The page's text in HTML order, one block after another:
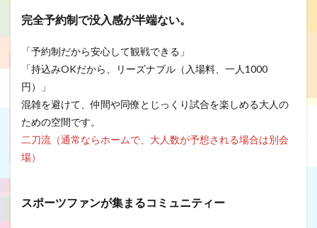
完全予約制で没入感が半端ない。
「予約制だから安心して観戦できる」
「持込みOKだから、リーズナブル（入場料、一人1000
円）」
混雑を避けて、仲間や同僚とじっくり試合を楽しめる大人の
ための空間です。
二刀流（通常ならホームで、大人数が予想される場合は別会
場）
スポーツファンが集まるコミュニティー